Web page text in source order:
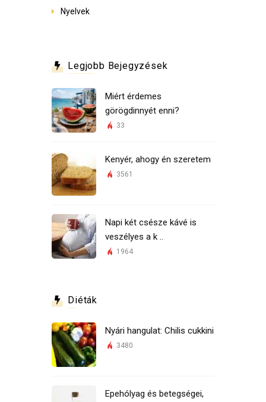
Nyelvek
Legjobb Bejegyzések
Miért érdemes
görögdinnyét enni?
33
Kenyér, ahogy én szeretem
3561
Napi két csésze kávé is
veszélyes a k ..
1964
Diéták
Nyári hangulat: Chilis cukkini
3480
Epehólyag és betegségei,